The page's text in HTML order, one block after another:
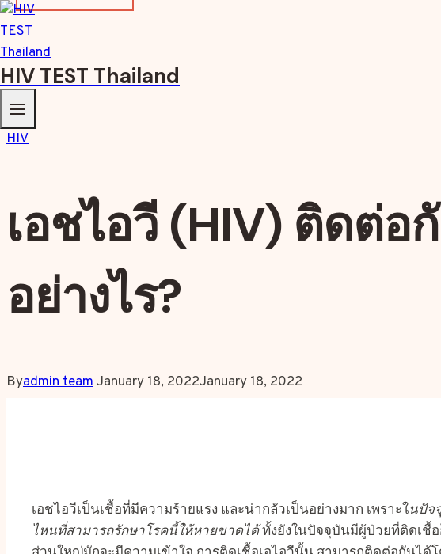
HIV TEST Thailand
HIV
เอชไอวี (HIV) ติดต่อ
อย่างไร?
Byadmin teamJanuary 18, 2022January 18, 2022
เอชไอวีเป็นเชื้อที่มีความร้ายแรง และน่ากลัวเป็นอย่างมาก เพราะในปัจ
ไหนที่สามารถรักษาโรคนี้ให้หายขาดได้ทั้งยังในปัจจุบันมีผู้ป่วยที่ติดเชื้